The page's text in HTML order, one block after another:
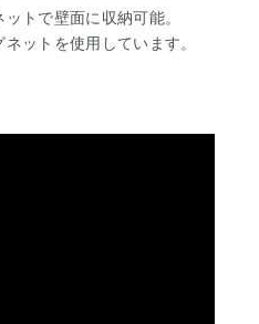
トで壁面に収納可能。
ットを使用しています。